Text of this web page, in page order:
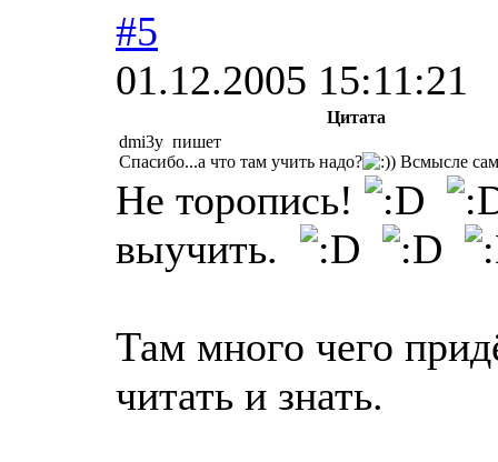
#5
01.12.2005 15:11:21
Цитата
dmi3y пишет
Спасибо...а что там учить надо?
) Всмысле
Не торопись!
выучить.
Там много чего
читать и знать.